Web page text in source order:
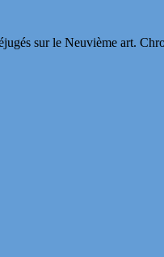
sur le Neuvième art.